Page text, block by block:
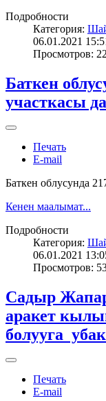
Подробности
Категория:
06.01.2021
Просмотров:
Баткен
участкасы
Печать
E-mail
Баткен облусунда
Кенен маалымат...
Подробности
Категория:
06.01.2021
Просмотров:
Садыр
аракет
болууга
Печать
E-mail